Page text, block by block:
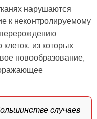
нарушаются
к неконтролируемому
из которых
новообразование,
случаев